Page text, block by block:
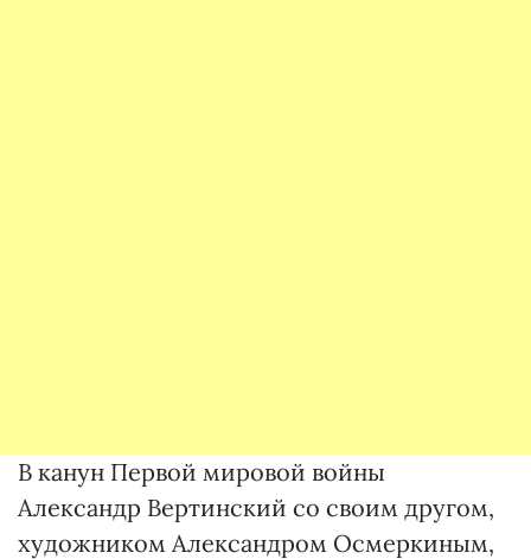
В канун Первой мировой войны
Александр Вертинский со своим другом,
художником Александром Осмеркиным,